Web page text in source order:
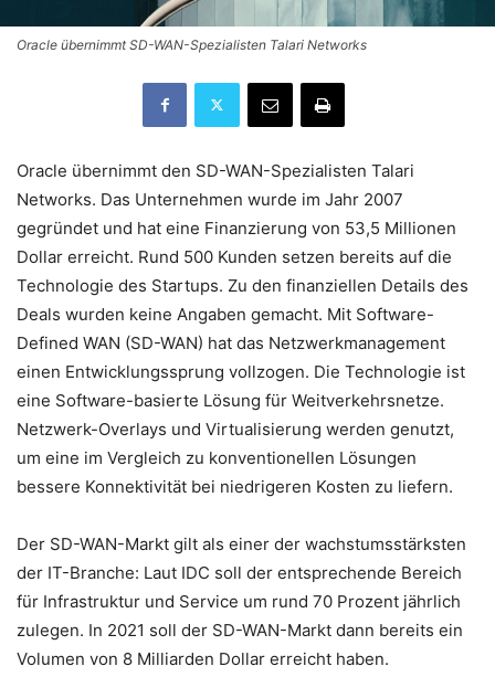
Oracle übernimmt SD-WAN-Spezialisten Talari Networks
Oracle übernimmt den SD-WAN-Spezialisten Talari
Networks. Das Unternehmen wurde im Jahr 2007
gegründet und hat eine Finanzierung von 53,5 Millionen
Dollar erreicht. Rund 500 Kunden setzen bereits auf die
Technologie des Startups. Zu den finanziellen Details des
Deals wurden keine Angaben gemacht. Mit Software-
Defined WAN (SD-WAN) hat das Netzwerkmanagement
einen Entwicklungssprung vollzogen. Die Technologie ist
eine Software-basierte Lösung für Weitverkehrsnetze.
Netzwerk-Overlays und Virtualisierung werden genutzt,
um eine im Vergleich zu konventionellen Lösungen
bessere Konnektivität bei niedrigeren Kosten zu liefern.
Der SD-WAN-Markt gilt als einer der wachstumsstärksten
der IT-Branche: Laut IDC soll der entsprechende Bereich
für Infrastruktur und Service um rund 70 Prozent jährlich
zulegen. In 2021 soll der SD-WAN-Markt dann bereits ein
Volumen von 8 Milliarden Dollar erreicht haben.